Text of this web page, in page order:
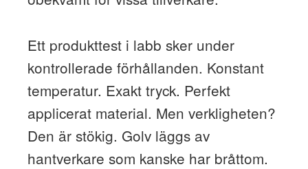
Ett produkttest i labb sker under
kontrollerade förhållanden. Konstant
temperatur. Exakt tryck. Perfekt
applicerat material. Men verkligheten?
Den är stökig. Golv läggs av
hantverkare som kanske har bråttom.